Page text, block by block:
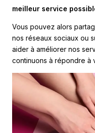
meilleur service
Vous pouvez alors
nos réseaux sociaux ou
aider à améliorer nos
continuons à répondre à